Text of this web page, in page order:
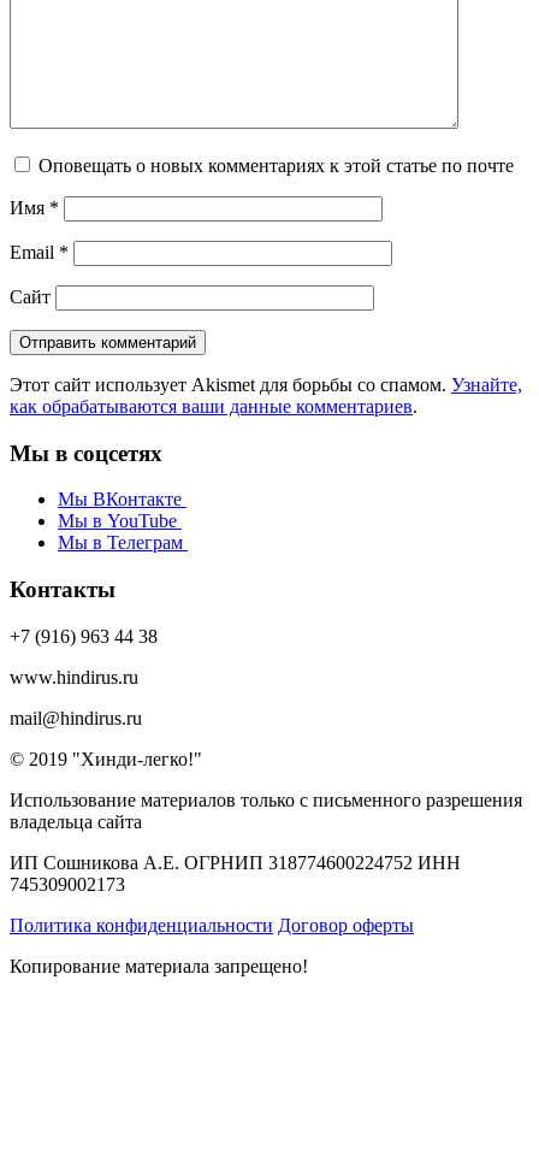
Оповещать о новых комментариях к этой статье по почте
Имя *
Email *
Сайт
Этот сайт использует Akismet для борьбы со спамом. Узнайте,
как обрабатываются ваши данные комментариев.
Мы в соцсетях
Мы ВКонтакте
Мы в YouTube
Мы в Телеграм
Контакты
+7 (916) 963 44 38
www.hindirus.ru
mail@hindirus.ru
© 2019 "Хинди-легко!"
Использование материалов только с письменного разрешения
владельца сайта
ИП Сошникова А.Е. ОГРНИП 318774600224752 ИНН
745309002173
Политика конфиденциальности Договор оферты
Копирование материала запрещено!